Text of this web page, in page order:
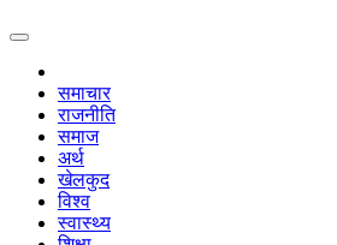
समाचार
राजनीति
समाज
अर्थ
खेलकुद
विश्व
स्वास्थ्य